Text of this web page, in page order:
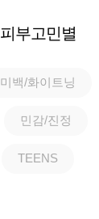
피부고민별
미백/화이트닝
민감/진정
TEENS